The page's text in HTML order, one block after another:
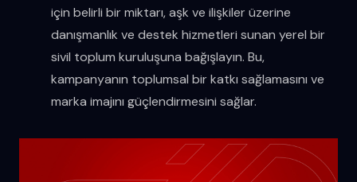
için belirli bir miktarı, aşk ve ilişkiler üzerine
danışmanlık ve destek hizmetleri sunan yerel bir
sivil toplum kuruluşuna bağışlayın. Bu,
kampanyanın toplumsal bir katkı sağlamasını ve
marka imajını güçlendirmesini sağlar.